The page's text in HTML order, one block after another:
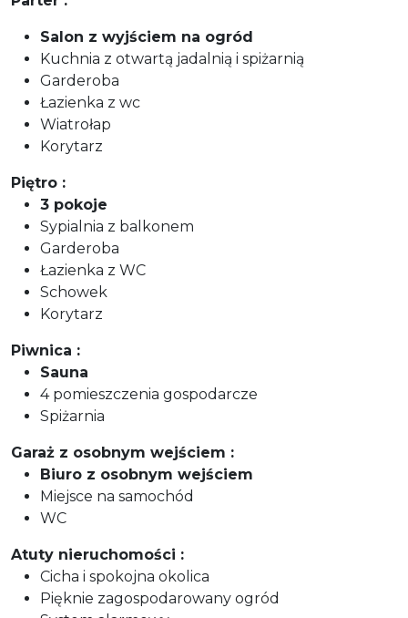
Salon z wyjściem na ogród
Kuchnia z otwartą jadalnią i spiżarnią
Garderoba
Łazienka z wc
Wiatrołap
Korytarz
Piętro :
3 pokoje
Sypialnia z balkonem
Garderoba
Łazienka z WC
Schowek
Korytarz
Piwnica :
Sauna
4 pomieszczenia gospodarcze
Spiżarnia
Garaż z osobnym wejściem :
Biuro z osobnym wejściem
Miejsce na samochód
WC
Atuty nieruchomości :
Cicha i spokojna okolica
Pięknie zagospodarowany ogród